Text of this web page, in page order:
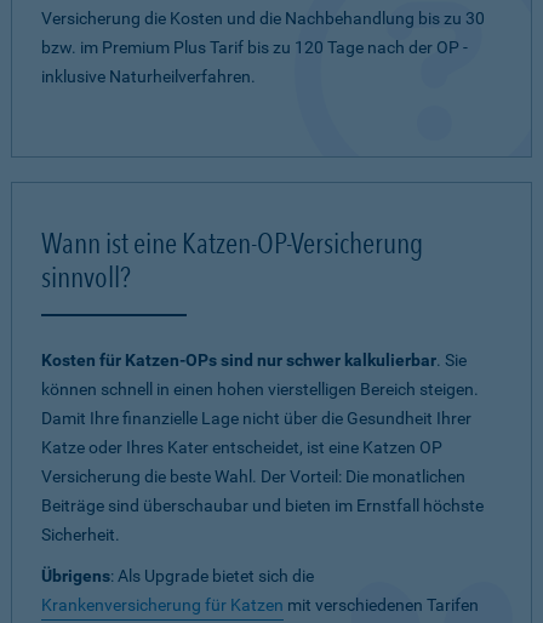
Versicherung die Kosten und die Nachbehandlung bis zu 30
bzw. im Premium Plus Tarif bis zu 120 Tage nach der OP -
inklusive Naturheilverfahren.
Wann ist eine Katzen-OP-Versicherung
sinnvoll?
Kosten für Katzen-OPs sind nur schwer kalkulierbar. Sie
können schnell in einen hohen vierstelligen Bereich steigen.
Damit Ihre finanzielle Lage nicht über die Gesundheit Ihrer
Katze oder Ihres Kater entscheidet, ist eine Katzen OP
Versicherung die beste Wahl. Der Vorteil: Die monatlichen
Beiträge sind überschaubar und bieten im Ernstfall höchste
Sicherheit.
Übrigens: Als Upgrade bietet sich die
Krankenversicherung für Katzen mit verschiedenen Tarifen